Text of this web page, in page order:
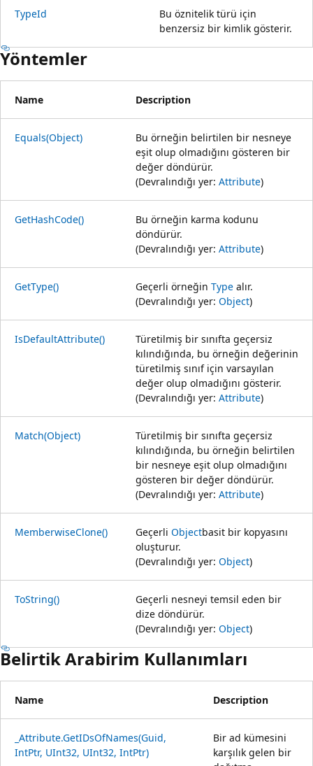
TypeId
Bu öznitelik türü için
benzersiz bir kimlik gösterir.
Yöntemler
Name Description
Equals(Object)
Bu örneğin belirtilen bir nesneye
eşit olup olmadığını gösteren bir
değer döndürür.
(Devralındığı yer: Attribute)
GetHashCode()
Bu örneğin karma kodunu
döndürür.
(Devralındığı yer: Attribute)
GetType() Geçerli örneğin Type alır.
(Devralındığı yer: Object)
IsDefaultAttribute()
Türetilmiş bir sınıfta geçersiz
kılındığında, bu örneğin değerinin
türetilmiş sınıf için varsayılan
değer olup olmadığını gösterir.
(Devralındığı yer: Attribute)
Match(Object)
Türetilmiş bir sınıfta geçersiz
kılındığında, bu örneğin belirtilen
bir nesneye eşit olup olmadığını
gösteren bir değer döndürür.
(Devralındığı yer: Attribute)
MemberwiseClone() Geçerli Objectbasit bir kopyasını
oluşturur.
(Devralındığı yer: Object)
ToString()
Geçerli nesneyi temsil eden bir
dize döndürür.
(Devralındığı yer: Object)
Belirtik Arabirim Kullanımları
Name Description
_Attribute.GetIDsOfNames(Guid,
IntPtr, UInt32, UInt32, IntPtr)
Bir ad kümesini
karşılık gelen bir